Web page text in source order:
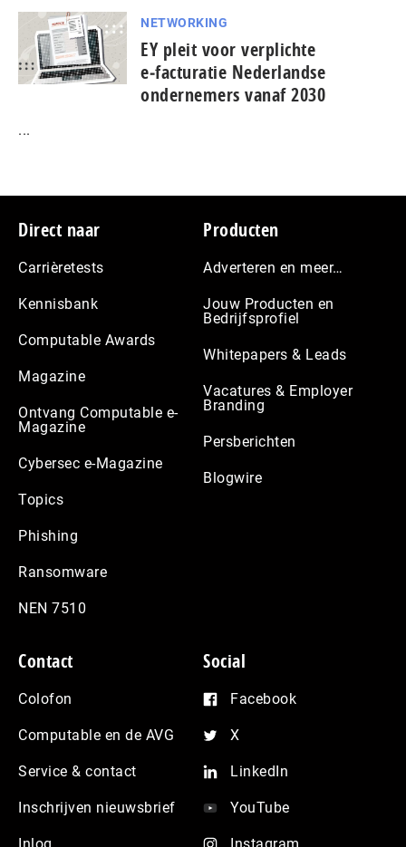
NETWORKING
EY pleit voor verplichte
e‑facturatie Nederlandse
ondernemers vanaf 2030
...
Footer
Direct naar
Carrièretests
Kennisbank
Computable Awards
Magazine
Ontvang Computable e-
Magazine
Cybersec e-Magazine
Topics
Phishing
Ransomware
NEN 7510
Producten
Adverteren en meer…
Jouw Producten en
Bedrijfsprofiel
Whitepapers & Leads
Vacatures & Employer
Branding
Persberichten
Blogwire
Contact
Colofon
Computable en de AVG
Service & contact
Inschrijven nieuwsbrief
Social
Facebook
X
LinkedIn
YouTube